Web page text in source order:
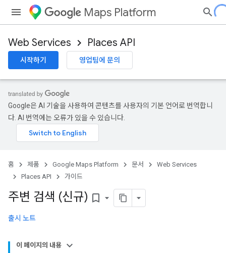
Maps Platform
Web Services Places API
시작하기 영업팀에 문의
Google은 AI 기술을 사용하여 콘텐츠를 사용자의 기본 언어로 번역합니
다. AI 번역에는 오류가 있을 수 있습니다.
홈 제품 Google Maps Platform 문서
Web Services
Places API
가이드
주변 검색 (신규) bookmark_border
출시 노트
이 페이지의 내용